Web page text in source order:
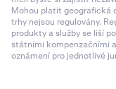
Mohou platit geografická
trhy nejsou regulovány.
produkty a služby se liší
státními kompenzačními
oznámení pro jednotlivé